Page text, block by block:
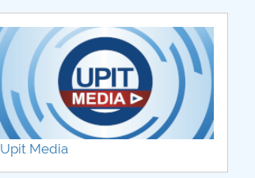
Upit Media